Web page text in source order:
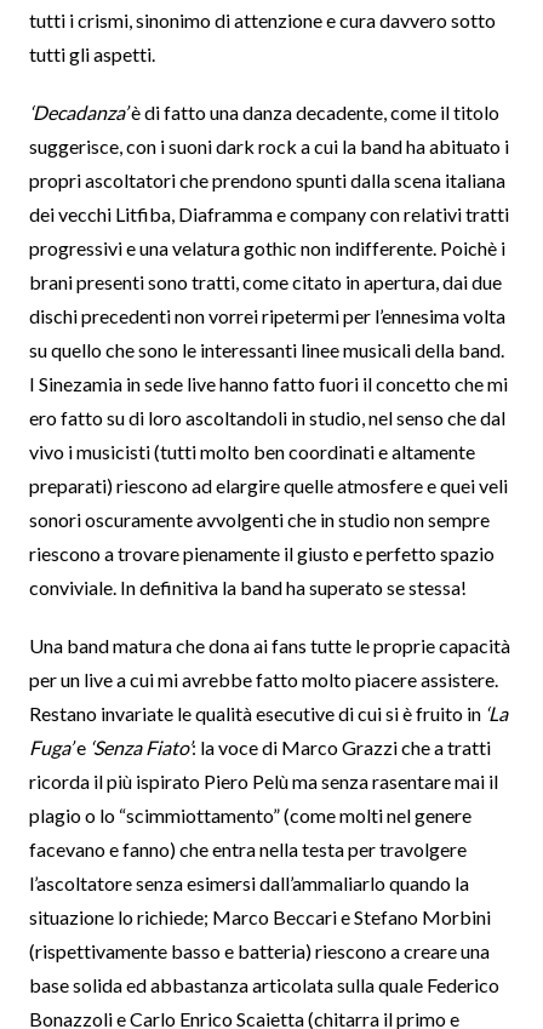
tutti i crismi, sinonimo di attenzione e cura davvero sotto
tutti gli aspetti.
‘Decadanza’è di fatto una danza decadente, come il titolo
suggerisce, con i suoni dark rock a cui la band ha abituato i
propri ascoltatori che prendono spunti dalla scena italiana
dei vecchi Litfiba, Diaframma e company con relativi tratti
progressivi e una velatura gothic non indifferente. Poichè i
brani presenti sono tratti, come citato in apertura, dai due
dischi precedenti non vorrei ripetermi per l’ennesima volta
su quello che sono le interessanti linee musicali della band.
I Sinezamia in sede live hanno fatto fuori il concetto che mi
ero fatto su di loro ascoltandoli in studio, nel senso che dal
vivo i musicisti (tutti molto ben coordinati e altamente
preparati) riescono ad elargire quelle atmosfere e quei veli
sonori oscuramente avvolgenti che in studio non sempre
riescono a trovare pienamente il giusto e perfetto spazio
conviviale. In definitiva la band ha superato se stessa!
Una band matura che dona ai fans tutte le proprie capacità
per un live a cui mi avrebbe fatto molto piacere assistere.
Restano invariate le qualità esecutive di cui si è fruito in ‘La
Fuga’e ‘Senza Fiato’: la voce di Marco Grazzi che a tratti
ricorda il più ispirato Piero Pelù ma senza rasentare mai il
plagio o lo “scimmiottamento” (come molti nel genere
facevano e fanno) che entra nella testa per travolgere
l’ascoltatore senza esimersi dall’ammaliarlo quando la
situazione lo richiede; Marco Beccari e Stefano Morbini
(rispettivamente basso e batteria) riescono a creare una
base solida ed abbastanza articolata sulla quale Federico
Bonazzoli e Carlo Enrico Scaietta (chitarra il primo e